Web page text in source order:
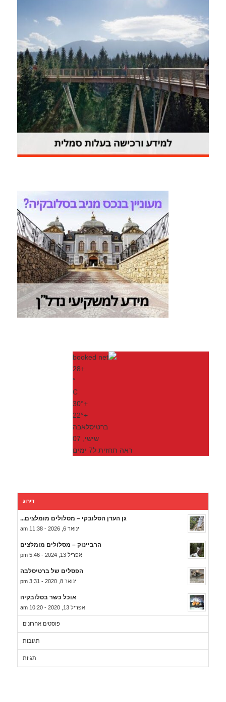
+
28
°
C
+
30°
+
22°
ברטיסלאבה
שישי, 07
ראה תחזית ל7 ימים
דירוג
גן העדן הסלובקי – מסלולים מומלצים...
ינואר 6, 2026 - 11:38 am
הרביינוק – מסלולים מומלצים
אפריל 13, 2024 - 5:46 pm
הפסלים של ברטיסלבה
ינואר 8, 2020 - 3:31 pm
אוכל כשר בסלובקיה
אפריל 13, 2020 - 10:20 am
פוסטים אחרונים
תגובות
תגיות